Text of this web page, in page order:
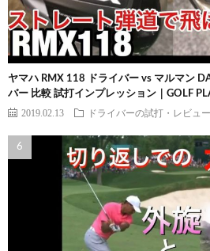
ヤマハ RMX 118 ドライバー vs マルマン
バー 比較 試打インプレッション｜GOLF
2019.02.13 ドライバーの試打・レビュー